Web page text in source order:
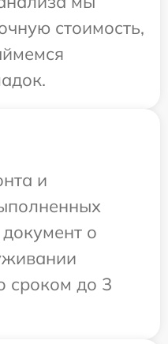
стоимость,
и
о
сроком до 3